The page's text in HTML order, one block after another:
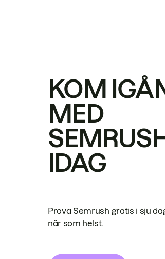
KOM
MED
IDAG
Prova Semrush gratis i sju
när som helst.